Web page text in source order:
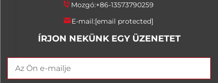
Mozgó:+86-13573790259
E-mail:[email protected]
ÍRJON NEKÜNK EGY ÜZENETET